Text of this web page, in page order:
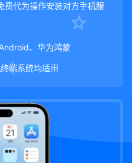
费代为操作安装对方手机服
、华为鸿蒙
端系统均适用